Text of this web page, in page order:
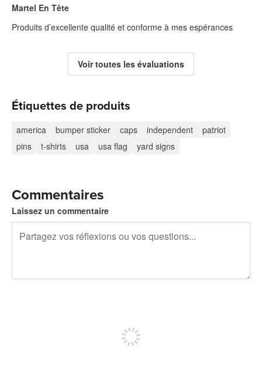
Martel En Tête
Produits d’excellente qualité et conforme à mes espérances
Voir toutes les évaluations
Étiquettes de produits
america bumper sticker caps independent
patriot
pins
t-shirts usa usa flag yard signs
Commentaires
Laissez un commentaire